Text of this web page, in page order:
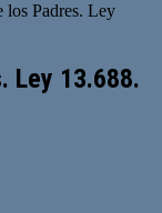
los Padres. Ley
Ley 13.688.